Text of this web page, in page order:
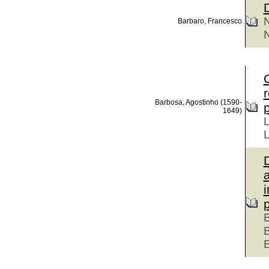
Barbaro, Francesco
Barbosa, Agostinho (1590-
1649)